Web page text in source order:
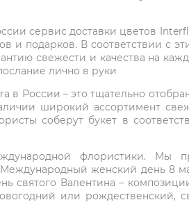
сервис доставки цветов
и подарков. В соответствии с
свежести и качества на
лично в руки
в России – это тщательно
широкий ассортимент
соберут букет в
флористики. Мы
Международный женский день 8
святого Валентина –
или рождественский,